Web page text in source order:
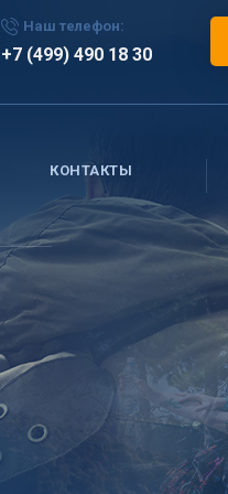
Наш телефон:
+7 (499) 490 18 30
КОНТАКТЫ